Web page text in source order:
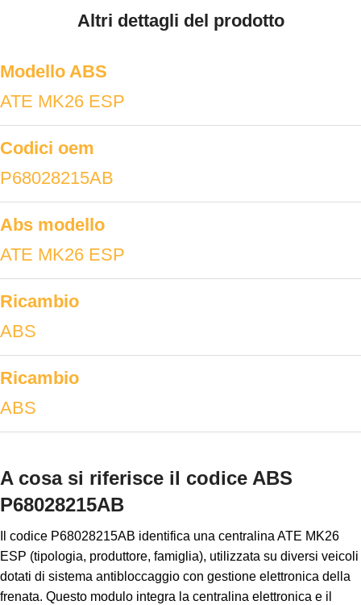
Altri dettagli del prodotto
Modello ABS
ATE MK26 ESP
Codici oem
P68028215AB
Abs modello
ATE MK26 ESP
Ricambio
ABS
Ricambio
ABS
A cosa si riferisce il codice ABS
P68028215AB
Il codice P68028215AB identifica una centralina ATE MK26
ESP (tipologia, produttore, famiglia), utilizzata su diversi veicoli
dotati di sistema antibloccaggio con gestione elettronica della
frenata. Questo modulo integra la centralina elettronica e il